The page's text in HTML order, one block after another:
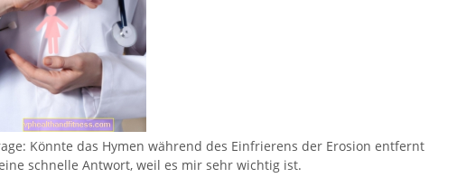
Könnte das Hymen während des Einfrierens der Erosion entfernt
schnelle Antwort, weil es mir sehr wichtig ist.